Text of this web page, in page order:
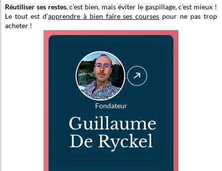
Réutiliser ses restes, c’est bien, mais éviter le gaspillage, c’est mieux !
Le tout est d’apprendre à bien faire ses courses pour ne pas trop
acheter !
Fondateur
Guillaume
De Ryckel